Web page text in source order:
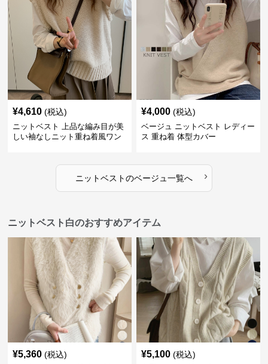
¥4,610 (税込)
ニットベスト 上品な編み目が美
しい袖なしニット重ね着風ワン
¥4,000 (税込)
ベージュ ニットベスト レディー
ス 重ね着 体型カバー
ニットベストのベージュ 一覧へ ›
ニットベスト白のおすすめアイテム
¥5,360 (税込) ¥5,100 (税込)